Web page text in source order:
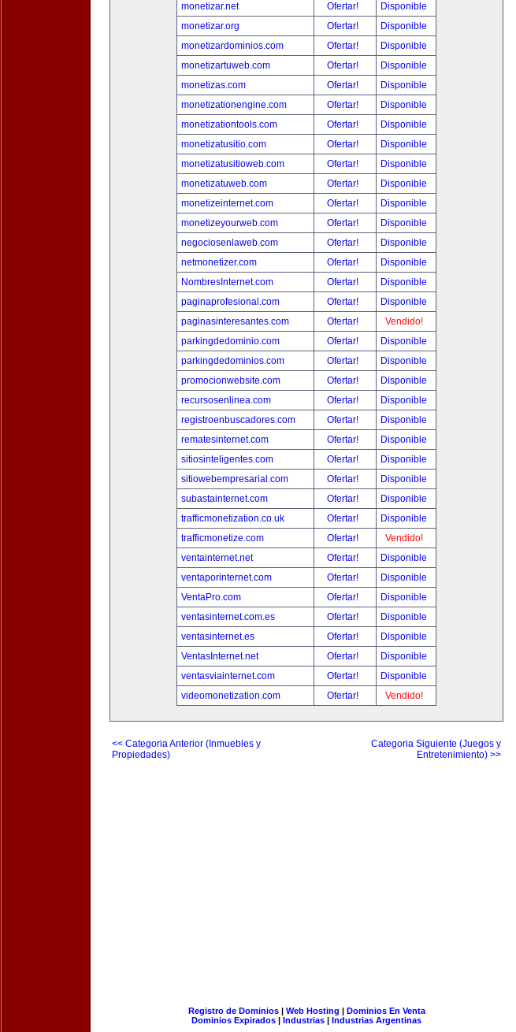
monetizar.net
Ofertar!
Disponible
monetizar.org
Ofertar!
Disponible
monetizardominios.com
Ofertar!
Disponible
monetizartuweb.com
Ofertar!
Disponible
monetizas.com
Ofertar!
Disponible
monetizationengine.com
Ofertar!
Disponible
monetizationtools.com
Ofertar!
Disponible
monetizatusitio.com
Ofertar!
Disponible
monetizatusitioweb.com
Ofertar!
Disponible
monetizatuweb.com
Ofertar!
Disponible
monetizeinternet.com
Ofertar!
Disponible
monetizeyourweb.com
Ofertar!
Disponible
negociosenlaweb.com
Ofertar!
Disponible
netmonetizer.com
Ofertar!
Disponible
NombresInternet.com
Ofertar!
Disponible
paginaprofesional.com
Ofertar!
Disponible
paginasinteresantes.com
Ofertar!
Vendido!
parkingdedominio.com
Ofertar!
Disponible
parkingdedominios.com
Ofertar!
Disponible
promocionwebsite.com
Ofertar!
Disponible
recursosenlinea.com
Ofertar!
Disponible
registroenbuscadores.com
Ofertar!
Disponible
rematesinternet.com
Ofertar!
Disponible
sitiosinteligentes.com
Ofertar!
Disponible
sitiowebempresarial.com
Ofertar!
Disponible
subastainternet.com
Ofertar!
Disponible
trafficmonetization.co.uk
Ofertar!
Disponible
trafficmonetize.com
Ofertar!
Vendido!
ventainternet.net
Ofertar!
Disponible
ventaporinternet.com
Ofertar!
Disponible
VentaPro.com
Ofertar!
Disponible
ventasinternet.com.es
Ofertar!
Disponible
ventasinternet.es
Ofertar!
Disponible
VentasInternet.net
Ofertar!
Disponible
ventasviainternet.com
Ofertar!
Disponible
videomonetization.com
Ofertar! Vendido!
<< Categoria Anterior (Inmuebles y
Propiedades)
Categoria Siguiente (Juegos y
Entretenimiento) >>
Registro de Dominios| Web Hosting | Dominios En Venta
Dominios Expirados | Industrias | Industrias Argentinas